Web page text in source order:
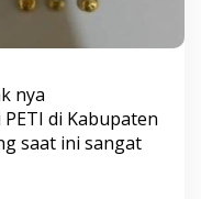
nya
di Kabupaten
saat ini sangat